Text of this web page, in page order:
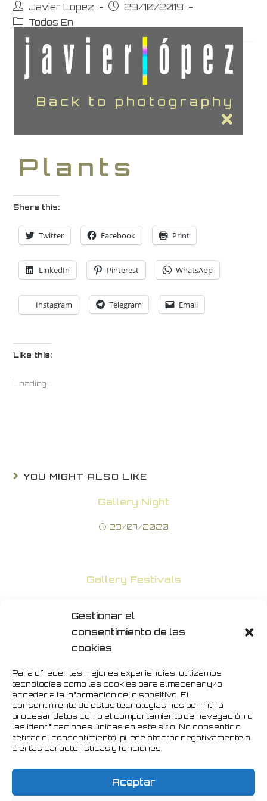
Gestionar el
consentimiento de las
cookies
Para ofrecer las mejores experiencias, utilizamos
tecnologías como las cookies para almacenar y/o
acceder a la información del dispositivo. El
consentimiento de estas tecnologías nos permitirá
procesar datos como el comportamiento de navegación o
las identificaciones únicas en este sitio. No consentir o
retirar el consentimiento, puede afectar negativamente a
ciertas características y funciones.
Aceptar
Javier Lopez
29/10/2019
Todos En
Back to photography
Plants
Share this:
Twitter Facebook Print
LinkedIn Pinterest WhatsApp
Instagram Telegram Email
Like this:
Loading...
YOU MIGHT ALSO LIKE
Gallery Night
23/07/2020
Gallery Festivals
29/10/2019
Meta